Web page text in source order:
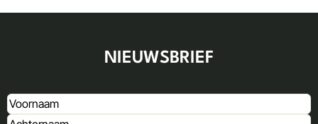
NIEUWSBRIEF
Naam(Vereist)